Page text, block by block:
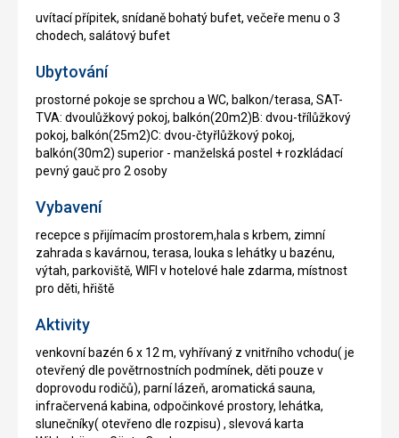
uvítací přípitek, snídaně bohatý bufet, večeře menu o 3
chodech, salátový bufet
Ubytování
prostorné pokoje se sprchou a WC, balkon/terasa, SAT-
TVA: dvoulůžkový pokoj, balkón(20m2)B: dvou-třílůžkový
pokoj, balkón(25m2)C: dvou-čtyřlůžkový pokoj,
balkón(30m2) superior - manželská postel + rozkládací
pevný gauč pro 2 osoby
Vybavení
recepce s přijímacím prostorem,hala s krbem, zimní
zahrada s kavárnou, terasa, louka s lehátky u bazénu,
výtah, parkoviště, WIFI v hotelové hale zdarma, místnost
pro děti, hřiště
Aktivity
venkovní bazén 6 x 12 m, vyhřívaný z vnitřního vchodu( je
otevřený dle povětrnostních podmínek, děti pouze v
doprovodu rodičů), parní lázeň, aromatická sauna,
infračervená kabina, odpočinkové prostory, lehátka,
slunečníky( otevřeno dle rozpisu) , slevová karta